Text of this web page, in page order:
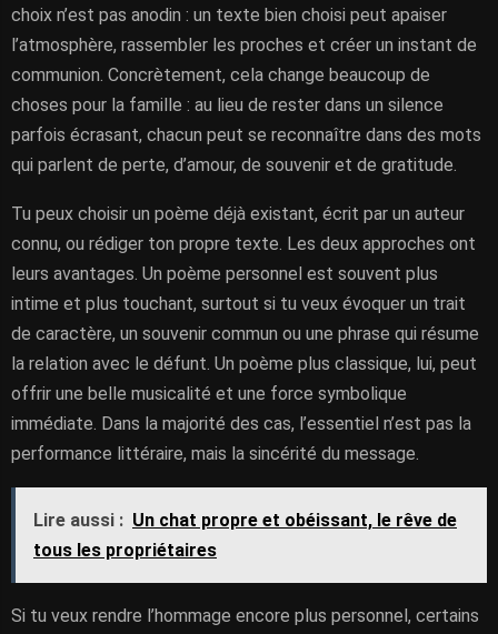
choix n’est pas anodin : un texte bien choisi peut apaiser
l’atmosphère, rassembler les proches et créer un instant de
communion. Concrètement, cela change beaucoup de
choses pour la famille : au lieu de rester dans un silence
parfois écrasant, chacun peut se reconnaître dans des mots
qui parlent de perte, d’amour, de souvenir et de gratitude.
Tu peux choisir un poème déjà existant, écrit par un auteur
connu, ou rédiger ton propre texte. Les deux approches ont
leurs avantages. Un poème personnel est souvent plus
intime et plus touchant, surtout si tu veux évoquer un trait
de caractère, un souvenir commun ou une phrase qui résume
la relation avec le défunt. Un poème plus classique, lui, peut
offrir une belle musicalité et une force symbolique
immédiate. Dans la majorité des cas, l’essentiel n’est pas la
performance littéraire, mais la sincérité du message.
Lire aussi : Un chat propre et obéissant, le rêve de
tous les propriétaires
Si tu veux rendre l’hommage encore plus personnel, certains